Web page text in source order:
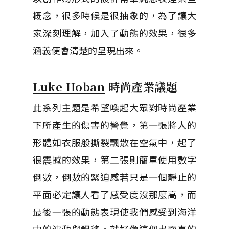
概念，很多時候是很抽象的，為了讓大
家深刻理解，加入了動態的效果，很多
涵義便會清楚的呈現出來。
Luke Hoban 時尚產業議題
此系列主題是希望喚起大眾對時尚產業
下所產生的傷害的警覺，第一張將人的
形體如衣服般撕裂飄散在空氣中，起了
很震撼的效果，第二張則簡單使用數字
倒數，倒數的緊迫感若只是一個靜止的
平面必定讓人看了感受度沒那麼高，而
最後一張的動態表現使我們感受到海洋